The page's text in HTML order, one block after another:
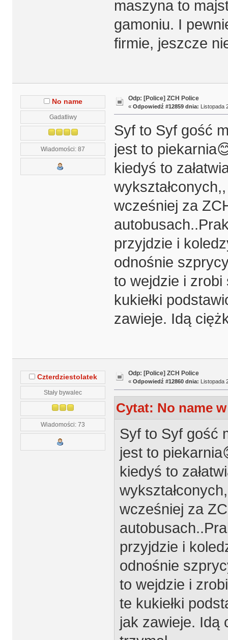
maszyna to
gamoniu. I
firmie, jeszcze
No name
Gadatliwy
Wiadomości: 87
Odp: [Police] ZCH Police
« Odpowiedź #12859 dnia: Listopada
Syf to Syf gość
jest to
kiedyś to
wcześniej za
przyjdzie i
odnośnie
to wejdzie i
kukiełki
zawieje. Idą
Czterdziestolatek
Stały bywalec
Wiadomości: 73
Odp: [Police] ZCH Police
« Odpowiedź #12860 dnia: Listopada
Cytat: No name
Syf to Syf gość
jest to
kiedyś to
wcześniej za
przyjdzie i
odnośnie
to wejdzie i
te kukiełki
jak zawieje. Idą